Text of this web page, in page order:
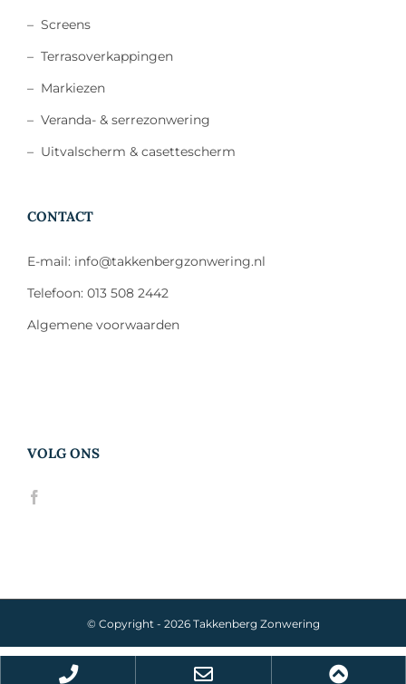
– Screens
– Terrasoverkappingen
– Markiezen
– Veranda- & serrezonwering
– Uitvalscherm & casettescherm
CONTACT
E-mail: info@takkenbergzonwering.nl
Telefoon: 013 508 2442
Algemene voorwaarden
VOLG ONS
© Copyright - 2026 Takkenberg Zonwering